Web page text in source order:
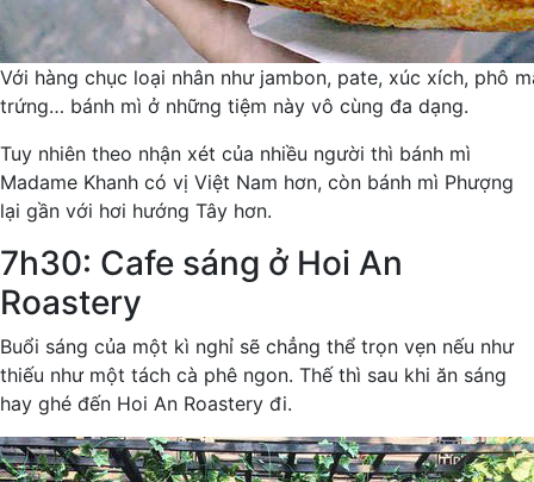
Với hàng chục loại nhân như jambon, pate, xúc xích, phô
trứng… bánh mì ở những tiệm này vô cùng đa dạng.
Tuy nhiên theo nhận xét của nhiều người thì bánh mì
Madame Khanh có vị Việt Nam hơn, còn bánh mì Phượng
lại gần với hơi hướng Tây hơn.
7h30: Cafe sáng ở Hoi An
Roastery
Buổi sáng của một kì nghỉ sẽ chẳng thể trọn vẹn nếu như
thiếu như một tách cà phê ngon. Thế thì sau khi ăn sáng
hay ghé đến Hoi An Roastery đi.